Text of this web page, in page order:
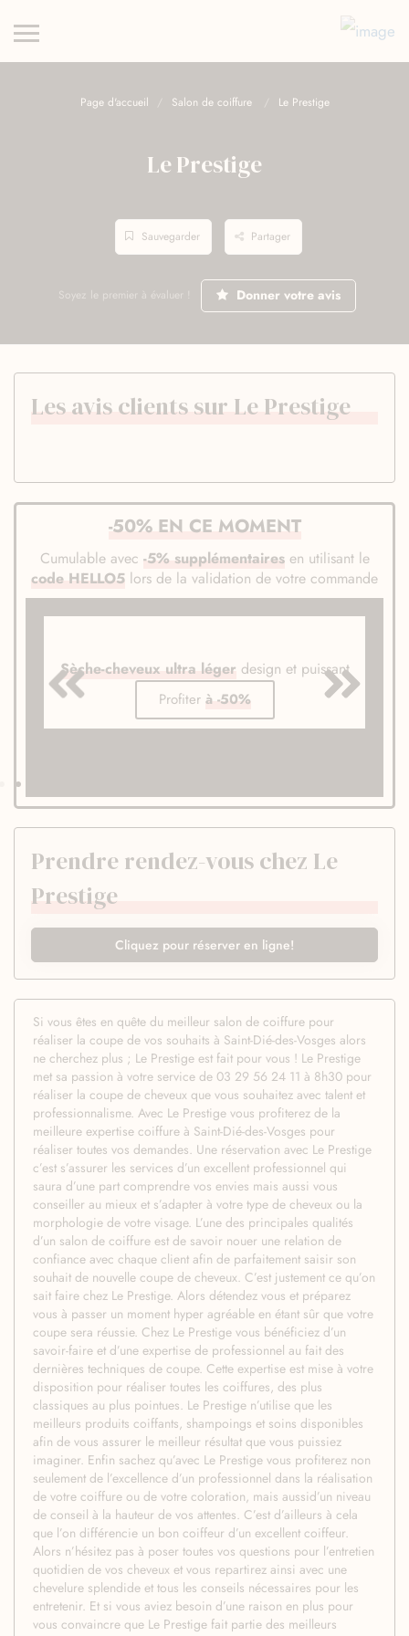
Page d'accueil Salon de coiffure Le Prestige
Le Prestige
Sauvegarder Partager
Soyez le premier à évaluer ! Donner votre avis
Les avis clients sur Le Prestige
-50% EN CE MOMENT
Cumulable avec -5% supplémentairesen utilisant le
code HELLO5 lors de la validation de votre commande
Sèche-cheveux ultra léger design et puissant
Profiter à -50%
Prendre rendez-vous chez Le
Prestige
Cliquez pour réserver en ligne!
Si vous êtes en quête du meilleur salon de coiffure pour
réaliser la coupe de vos souhaits à Saint-Dié-des-Vosges alors
ne cherchez plus ; Le Prestige est fait pour vous ! Le Prestige
met sa passion à votre service de 03 29 56 24 11 à 8h30 pour
réaliser la coupe de cheveux que vous souhaitez avec talent et
professionnalisme. Avec Le Prestige vous profiterez de la
meilleure expertise coiffure à Saint-Dié-des-Vosges pour
réaliser toutes vos demandes. Une réservation avec Le Prestige
c’est s’assurer les services d’un excellent professionnel qui
saura d’une part comprendre vos envies mais aussi vous
conseiller au mieux et s’adapter à votre type de cheveux ou la
morphologie de votre visage. L’une des principales qualités
d’un salon de coiffure est de savoir nouer une relation de
confiance avec chaque client afin de parfaitement saisir son
souhait de nouvelle coupe de cheveux. C’est justement ce qu’on
sait faire chez Le Prestige. Alors détendez vous et préparez
vous à passer un moment hyper agréable en étant sûr que votre
coupe sera réussie. Chez Le Prestige vous bénéficiez d’un
savoir-faire et d’une expertise de professionnel au fait des
dernières techniques de coupe. Cette expertise est mise à votre
disposition pour réaliser toutes les coiffures, des plus
classiques au plus pointues. Le Prestige n’utilise que les
meilleurs produits coiffants, shampoings et soins disponibles
afin de vous assurer le meilleur résultat que vous puissiez
imaginer. Enfin sachez qu’avec Le Prestige vous profiterez non
seulement de l’excellence d’un professionnel dans la réalisation
de votre coiffure ou de votre coloration, mais aussid’un niveau
de conseil à la hauteur de vos attentes. C’est d’ailleurs à cela
que l’on différencie un bon coiffeur d’un excellent coiffeur.
Alors n’hésitez pas à poser toutes vos questions pour l’entretien
quotidien de vos cheveux et vous repartirez ainsi avec une
chevelure splendide et tous les conseils nécessaires pour les
entretenir. Et si vous aviez besoin d’une raison en plus pour
vous convaincre que Le Prestige fait partie des meilleurs